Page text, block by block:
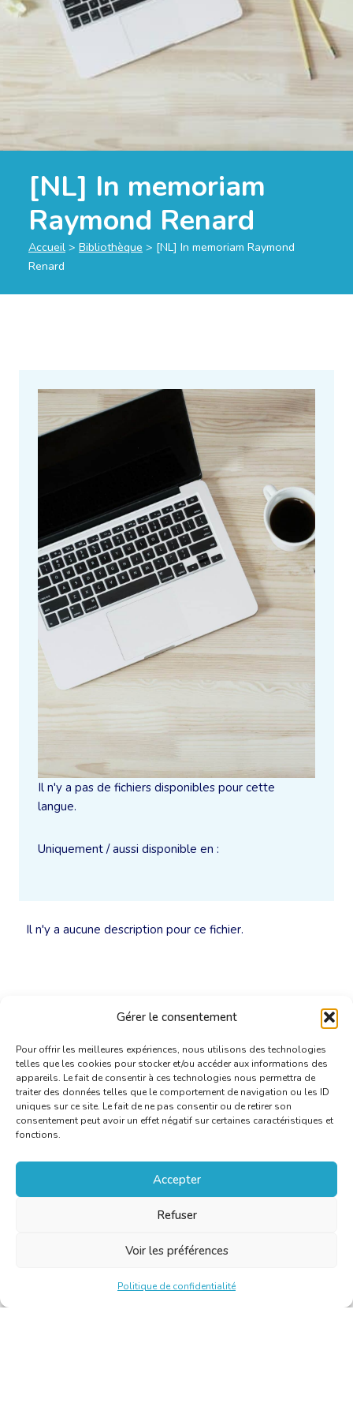
Gérer le consentement
Pour offrir les meilleures expériences, nous utilisons des technologies
telles que les cookies pour stocker et/ou accéder aux informations des
appareils. Le fait de consentir à ces technologies nous permettra de
traiter des données telles que le comportement de navigation ou les ID
uniques sur ce site. Le fait de ne pas consentir ou de retirer son
consentement peut avoir un effet négatif sur certaines caractéristiques et
fonctions.
Accepter
Refuser
Voir les préférences
Politique de confidentialité
[NL] In memoriam
Raymond Renard
Accueil > Bibliothèque > [NL] In memoriam Raymond
Renard
Il n'y a aucune description pour ce fichier.
Il n'y a pas de fichiers disponibles pour cette
langue.
Uniquement / aussi disponible en :